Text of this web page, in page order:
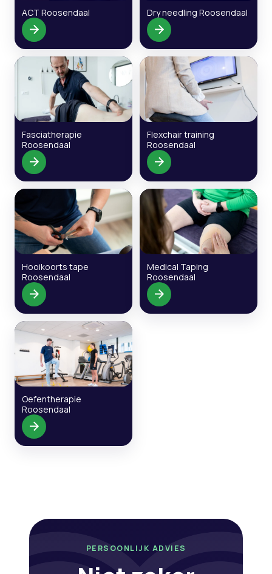
ACT Roosendaal Dry needling Roosendaal
Fasciatherapie
Roosendaal
Flexchair training
Roosendaal
Hooikoorts tape
Roosendaal
Medical Taping
Roosendaal
Oefentherapie
Roosendaal
PERSOONLIJK ADVIES